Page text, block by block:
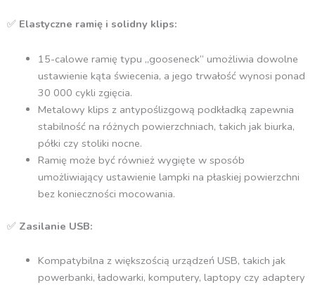
✅ Elastyczne ramię i solidny klips:
15-calowe ramię typu „gooseneck” umożliwia dowolne
ustawienie kąta świecenia, a jego trwałość wynosi ponad
30 000 cykli zgięcia.
Metalowy klips z antypoślizgową podkładką zapewnia
stabilność na różnych powierzchniach, takich jak biurka,
półki czy stoliki nocne.
Ramię może być również wygięte w sposób
umożliwiający ustawienie lampki na płaskiej powierzchni
bez konieczności mocowania.
✅ Zasilanie USB:
Kompatybilna z większością urządzeń USB, takich jak
powerbanki, ładowarki, komputery, laptopy czy adaptery